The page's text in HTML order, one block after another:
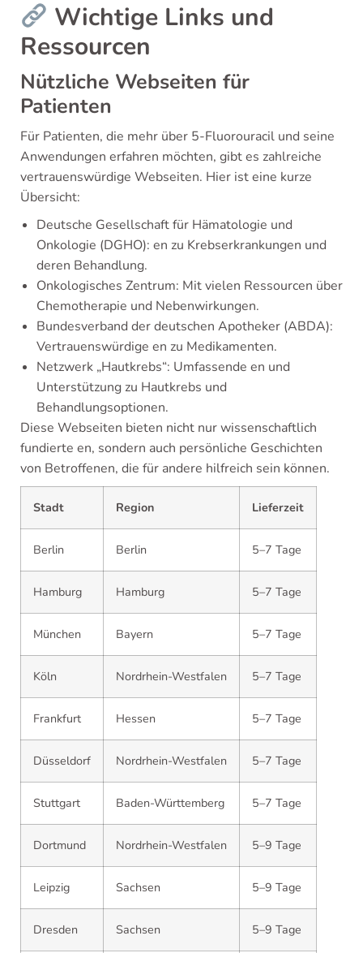
Wichtige Links und
Ressourcen
Nützliche Webseiten für
Patienten
Für Patienten, die mehr über 5-Fluorouracil und seine
Anwendungen erfahren möchten, gibt es zahlreiche
vertrauenswürdige Webseiten. Hier ist eine kurze
Übersicht:
Deutsche Gesellschaft für Hämatologie und
Onkologie (DGHO): en zu Krebserkrankungen und
deren Behandlung.
Onkologisches Zentrum: Mit vielen Ressourcen über
Chemotherapie und Nebenwirkungen.
Bundesverband der deutschen Apotheker (ABDA):
Vertrauenswürdige en zu Medikamenten.
Netzwerk „Hautkrebs“: Umfassende en und
Unterstützung zu Hautkrebs und
Behandlungsoptionen.
Diese Webseiten bieten nicht nur wissenschaftlich
fundierte en, sondern auch persönliche Geschichten
von Betroffenen, die für andere hilfreich sein können.
Stadt Region Lieferzeit
Berlin Berlin 5–7 Tage
Hamburg Hamburg 5–7 Tage
München Bayern 5–7 Tage
Köln Nordrhein-Westfalen 5–7 Tage
Frankfurt Hessen 5–7 Tage
Düsseldorf Nordrhein-Westfalen 5–7 Tage
Stuttgart Baden-Württemberg 5–7 Tage
Dortmund Nordrhein-Westfalen 5–9 Tage
Leipzig Sachsen 5–9 Tage
Dresden Sachsen 5–9 Tage